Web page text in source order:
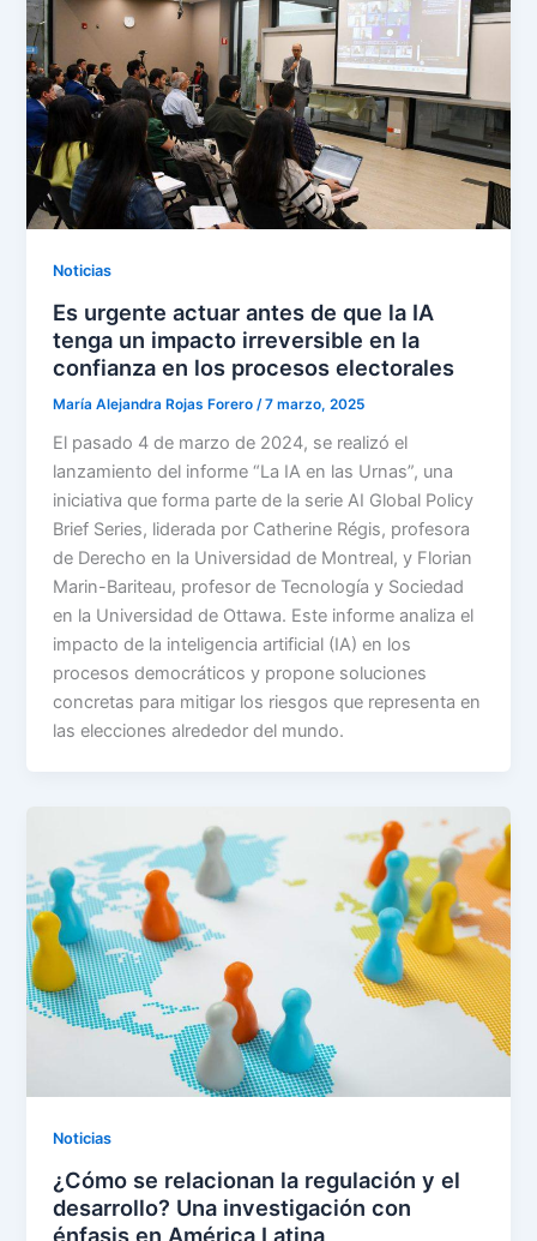
Noticias
Es urgente actuar antes de que la IA
tenga un impacto irreversible en la
confianza en los procesos electorales
María Alejandra Rojas Forero /7 marzo, 2025
El pasado 4 de marzo de 2024, se realizó el
lanzamiento del informe “La IA en las Urnas”, una
iniciativa que forma parte de la serie AI Global Policy
Brief Series, liderada por Catherine Régis, profesora
de Derecho en la Universidad de Montreal, y Florian
Marin-Bariteau, profesor de Tecnología y Sociedad
en la Universidad de Ottawa. Este informe analiza el
impacto de la inteligencia artificial (IA) en los
procesos democráticos y propone soluciones
concretas para mitigar los riesgos que representa en
las elecciones alrededor del mundo.
Noticias
¿Cómo se relacionan la regulación y el
desarrollo? Una investigación con
énfasis en América Latina